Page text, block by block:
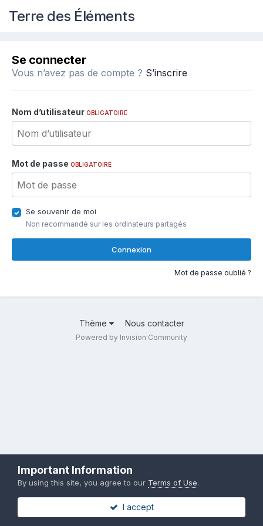
Terre des Éléments
Se connecter
Vous n’avez pas de compte ? S’inscrire
Nom d’utilisateur OBLIGATOIRE
Mot de passe OBLIGATOIRE
Se souvenir de moi
Non recommandé sur les ordinateurs partagés
Connexion
Mot de passe oublié ?
Thème Nous contacter
Powered by Invision Community
Important Information
By using this site, you agree to our Terms of Use.
I accept